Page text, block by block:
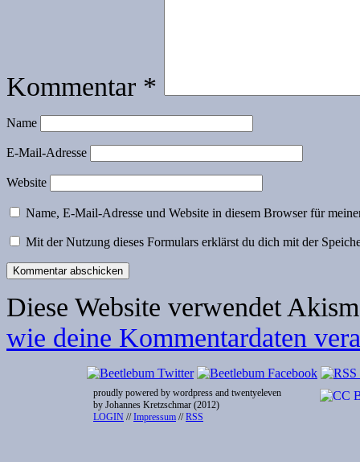
Kommentar *
Name
E-Mail-Adresse
Website
Name, E-Mail-Adresse und Website in diesem Browser für
Mit der Nutzung dieses Formulars erklärst du dich mit der
Diese Website verwendet
wie deine Kommentardaten
proudly powered by wordpress and twentyeleven
by Johannes Kretzschmar (2012)
LOGIN //Impressum //RSS